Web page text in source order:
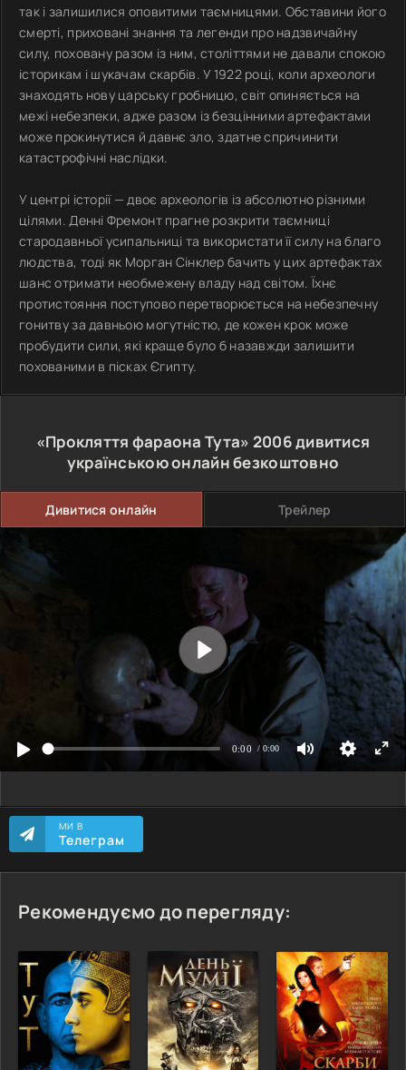
так і залишилися оповитими таємницями. Обставини його
смерті, приховані знання та легенди про надзвичайну
силу, поховану разом із ним, століттями не давали спокою
історикам і шукачам скарбів. У 1922 році, коли археологи
знаходять нову царську гробницю, світ опиняється на
межі небезпеки, адже разом із безцінними артефактами
може прокинутися й давнє зло, здатне спричинити
катастрофічні наслідки.
У центрі історії — двоє археологів із абсолютно різними
цілями. Денні Фремонт прагне розкрити таємниці
стародавньої усипальниці та використати її силу на благо
людства, тоді як Морган Сінклер бачить у цих артефактах
шанс отримати необмежену владу над світом. Їхнє
протистояння поступово перетворюється на небезпечну
гонитву за давньою могутністю, де кожен крок може
пробудити сили, які краще було б назавжди залишити
похованими в пісках Єгипту.
«Прокляття фараона Тута» 2006дивитися
українською онлайн безкоштовно
Дивитися онлайн Трейлер
МИ В
Телеграм
Рекомендуємо до перегляду: